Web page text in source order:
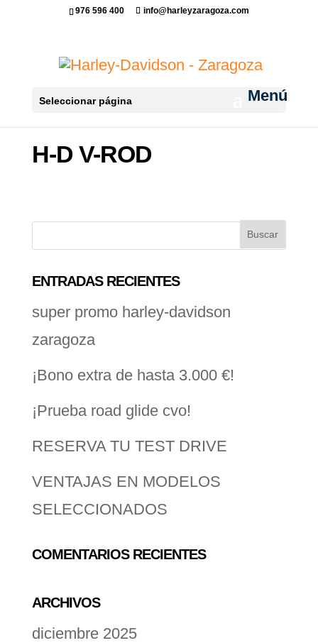
976 596 400 info@harleyzaragoza.com
Seleccionar página
H-D V-ROD
ENTRADAS RECIENTES
super promo harley-davidson
zaragoza
¡Bono extra de hasta 3.000 €!
¡Prueba road glide cvo!
RESERVA TU TEST DRIVE
VENTAJAS EN MODELOS
SELECCIONADOS
COMENTARIOS RECIENTES
ARCHIVOS
diciembre 2025